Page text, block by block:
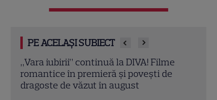
PE ACELAȘI SUBIECT
Eva Pavel a început filmările pentru noul
sezon „Apel la consilier”. Ce pregătește
la Kanal D